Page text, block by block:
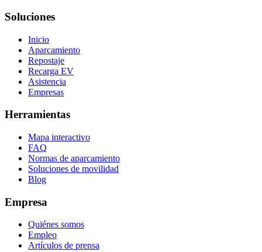
Soluciones
Inicio
Aparcamiento
Repostaje
Recarga EV
Asistencia
Empresas
Herramientas
Mapa interactivo
FAQ
Normas de aparcamiento
Soluciones de movilidad
Blog
Empresa
Quiénes somos
Empleo
Artículos de prensa